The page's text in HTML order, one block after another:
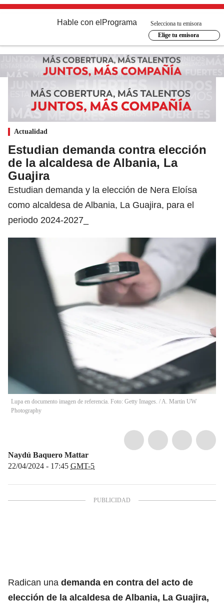
Hable con el Programa
Selecciona tu emisora
Elige tu emisora
Actualidad
Estudian demanda contra elección
de la alcaldesa de Albania, La
Guajira
Estudian demanda y la elección de Nera Eloísa
como alcaldesa de Albania, La Guajira, para el
periodo 2024-2027_
Lupa en documento imagen de referencia. Foto: Getty Images. /A. Martin UW
Photography
Naydú Baquero Mattar
22/04/2024 - 17:45 GMT-5
Radican una demanda en contra del acto de
elección de la alcaldesa de Albania, La Guajira,